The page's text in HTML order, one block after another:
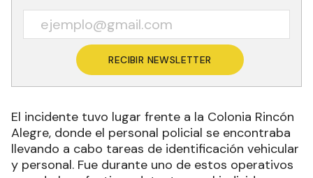
RECIBIR NEWSLETTER
El incidente tuvo lugar frente a la Colonia Rincón
Alegre, donde el personal policial se encontraba
llevando a cabo tareas de identificación vehicular
y personal. Fue durante uno de estos operativos